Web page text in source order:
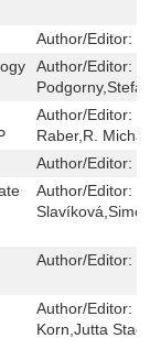
Author/Editor:
Author/Editor:
Author/Editor:
Raber,R.
Author/Editor:
Author/Editor:
Author/Editor:
Author/Editor:
Korn,Jutta